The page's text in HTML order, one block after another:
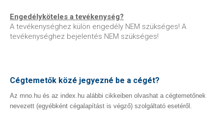
Engedélyköteles a tevékenység?
A tevékenységhez külön engedély NEM szükséges! A
tevékenységhez bejelentés NEM szükséges!
Cégtemetők közé jegyezné be a cégét?
Az mno.hu és az index.hu alábbi cikkeiben olvashat a cégtemetőnek
nevezett (egyébként cégalapítást is végző) szolgáltató esetéről.